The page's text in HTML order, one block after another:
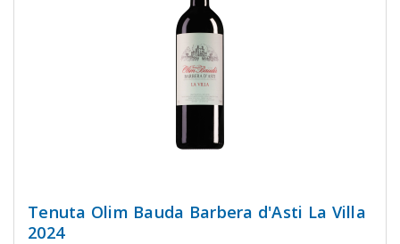
Tenuta Olim Bauda Barbera d'Asti La Villa
2024